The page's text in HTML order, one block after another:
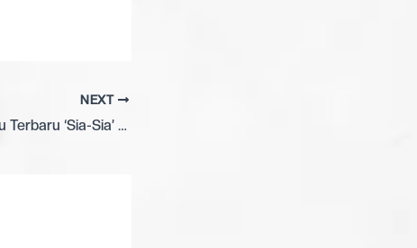
NEXT
Awdella Rilis Lagu Terbaru ‘Sia-Sia’ dengan Sentuhan Gaya Baru yang Lebih Tenang dan Dewasa